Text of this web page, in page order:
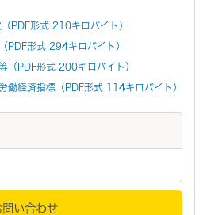
PDF形式 210キロバイト）
形式 294キロバイト）
PDF形式 200キロバイト）
経済指標（PDF形式 114キロバイト）
問い合わせ